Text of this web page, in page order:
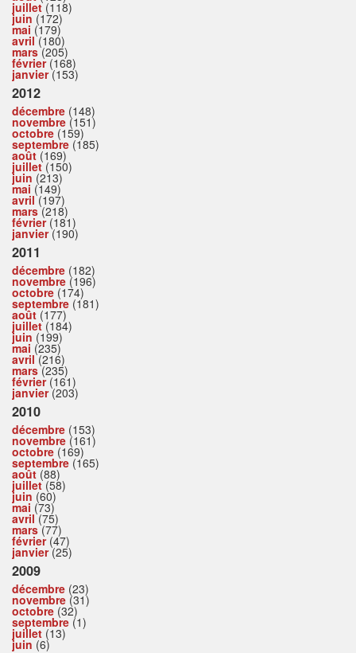
juillet(118)
juin (172)
mai (179)
avril(180)
mars(205)
février(168)
janvier(153)
2012
décembre (148)
novembre (151)
octobre (159)
septembre (185)
août (169)
juillet(150)
juin (213)
mai (149)
avril(197)
mars(218)
février(181)
janvier(190)
2011
décembre (182)
novembre (196)
octobre (174)
septembre (181)
août (177)
juillet(184)
juin (199)
mai (235)
avril(216)
mars(235)
février(161)
janvier(203)
2010
décembre (153)
novembre (161)
octobre (169)
septembre (165)
août (88)
juillet(58)
juin (60)
mai (73)
avril(75)
mars(77)
février(47)
janvier(25)
2009
décembre (23)
novembre (31)
octobre (32)
septembre (1)
juillet (13)
juin (6)